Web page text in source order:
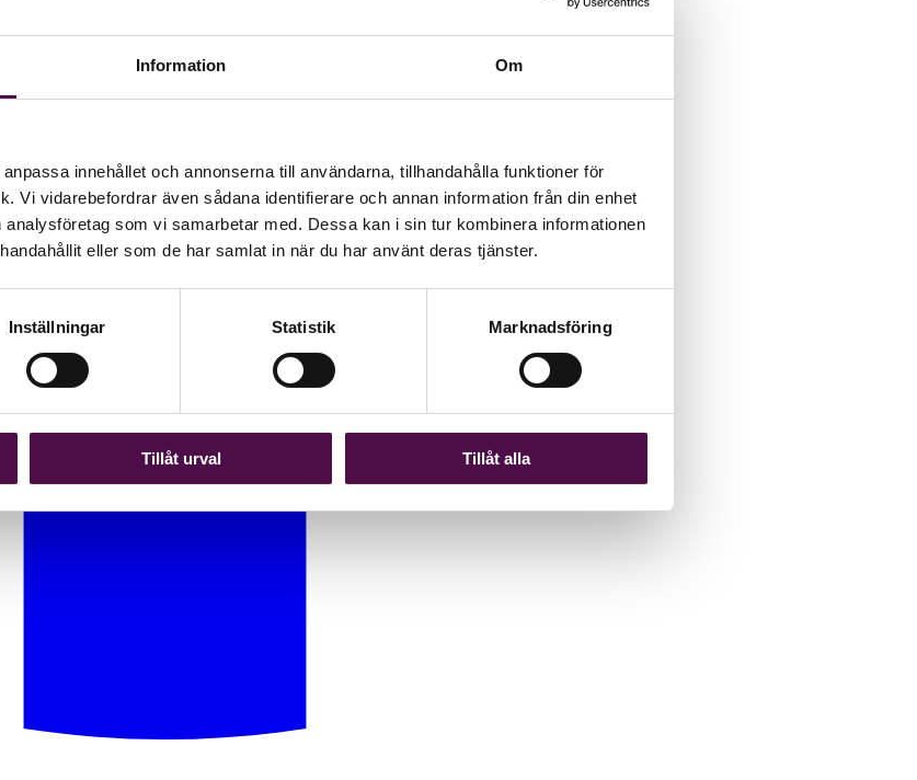
Information Om
innehållet och annonserna till användarna, tillhandahålla funktioner för
Vi vidarebefordrar även sådana identifierare och annan information från din enhet
som vi samarbetar med. Dessa kan i sin tur kombinera informationen
eller som de har samlat in när du har använt deras tjänster.
Inställningar Statistik Marknadsföring
Tillåt urval Tillåt alla